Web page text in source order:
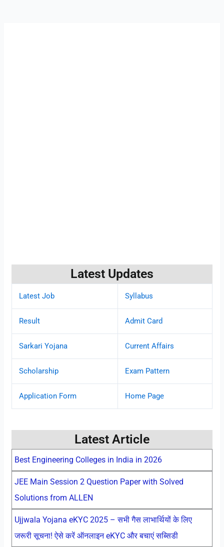
Latest Updates
Latest Job Syllabus
Result Admit Card
Sarkari Yojana Current Affairs
Scholarship Exam Pattern
Application Form Home Page
Latest Article
Best Engineering Colleges in India in 2026
JEE Main Session 2 Question Paper with Solved
Solutions from ALLEN
Ujjwala Yojana eKYC 2025 – सभी गैस लाभार्थियों के लिए
जरूरी सूचना! ऐसे करें ऑनलाइन eKYC और बचाएं सब्सिडी